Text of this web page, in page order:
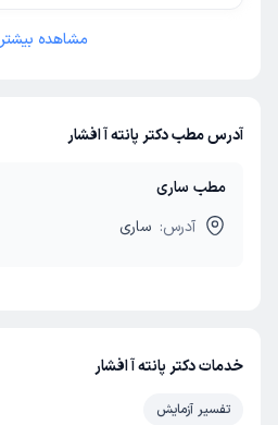
مشاهده بیشتر
آدرس مطب دکتر پانته آ افشار
مطب ساری
آدرس: ساری
خدمات دکتر پانته آ افشار
تفسیر آزمایش